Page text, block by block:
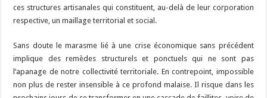
ces structures artisanales qui constituent, au-delà de leur corporation
respective, un maillage territorial et social.
Sans doute le marasme lié à une crise économique sans précédent
implique des remèdes structurels et ponctuels qui ne sont pas
l’apanage de notre collectivité territoriale. En contrepoint, impossible
non plus de rester insensible à ce profond malaise. Il risque dans les